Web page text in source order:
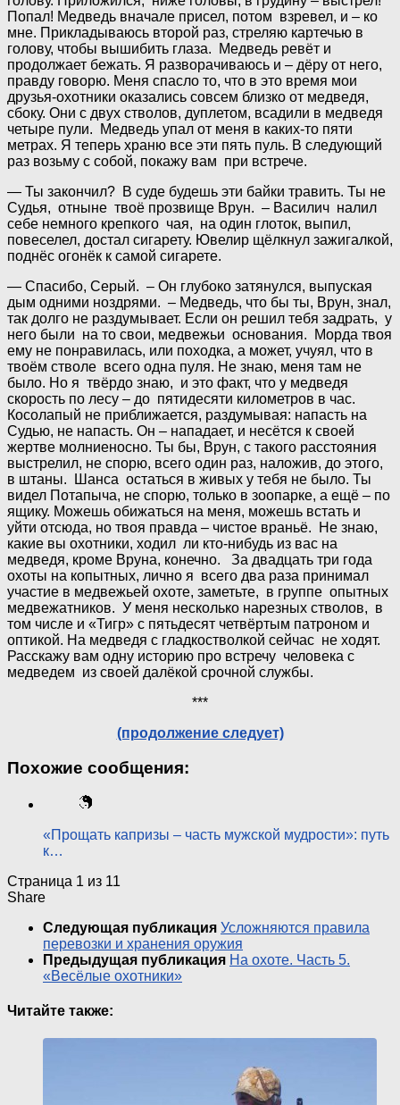
Попал! Медведь вначале присел, потом взревел, и – ко
мне. Прикладываюсь второй раз, стреляю картечью в
голову, чтобы вышибить глаза. Медведь ревёт и
продолжает бежать. Я разворачиваюсь и – дёру от него,
правду говорю. Меня спасло то, что в это время мои
друзья-охотники оказались совсем близко от медведя,
сбоку. Они с двух стволов, дуплетом, всадили в медведя
четыре пули. Медведь упал от меня в каких-то пяти
метрах. Я теперь храню все эти пять пуль. В следующий
раз возьму с собой, покажу вам при встрече.
— Ты закончил? В суде будешь эти байки травить. Ты не
Судья, отныне твоё прозвище Врун. – Василич налил
себе немного крепкого чая, на один глоток, выпил,
повеселел, достал сигарету. Ювелир щёлкнул зажигалкой,
поднёс огонёк к самой сигарете.
— Спасибо, Серый. – Он глубоко затянулся, выпуская
дым одними ноздрями. – Медведь, что бы ты, Врун, знал,
так долго не раздумывает. Если он решил тебя задрать, у
него были на то свои, медвежьи основания. Морда твоя
ему не понравилась, или походка, а может, учуял, что в
твоём стволе всего одна пуля. Не знаю, меня там не
было. Но я твёрдо знаю, и это факт, что у медведя
скорость по лесу – до пятидесяти километров в час.
Косолапый не приближается, раздумывая: напасть на
Судью, не напасть. Он – нападает, и несётся к своей
жертве молниеносно. Ты бы, Врун, с такого расстояния
выстрелил, не спорю, всего один раз, наложив, до этого,
в штаны. Шанса остаться в живых у тебя не было. Ты
видел Потапыча, не спорю, только в зоопарке, а ещё – по
ящику. Можешь обижаться на меня, можешь встать и
уйти отсюда, но твоя правда – чистое враньё. Не знаю,
какие вы охотники, ходил ли кто-нибудь из вас на
медведя, кроме Вруна, конечно. За двадцать три года
охоты на копытных, лично я всего два раза принимал
участие в медвежьей охоте, заметьте, в группе опытных
медвежатников. У меня несколько нарезных стволов, в
том числе и «Тигр» с пятьдесят четвёртым патроном и
оптикой. На медведя с гладкостволкой сейчас не ходят.
Расскажу вам одну историю про встречу человека с
медведем из своей далёкой срочной службы.
***
(продолжение следует)
Похожие сообщения:
«Прощать капризы – часть мужской мудрости»: путь
к…
Страница 1 из 11
Share
Следующая публикация Усложняются правила
перевозки и хранения оружия
Предыдущая публикация На охоте. Часть 5.
«Весёлые охотники»
Читайте также: